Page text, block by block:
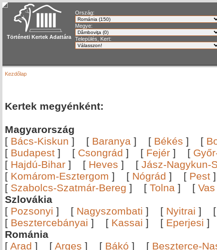
Történeti Kertek Adattára
Ország:
Megye:
Település, Kert:
Kezdőlap
Kertek megyénként:
Magyarország
[ Bács-Kiskun ] [ Baranya ] [ Békés ] [
[ Budapest ] [ Csongrád ] [ Fejér ] [
[ Hajdú-Bihar ] [ Heves ] [ Jász-Nagykun-
[ Komárom-Esztergom ] [ Nógrád ] [ Pest
[ Szabolcs-Szatmár-Bereg ] [ Tolna ] [ Vas
Szlovákia
[ Pozsonyi ] [ Nagyszombati ] [ Nyitrai ]
[ Besztercebányai ] [ Kassai ] [ Eperjesi
Románia
[ Arad ] [ Argeş ] [ Bákó ] [ Beszterce-